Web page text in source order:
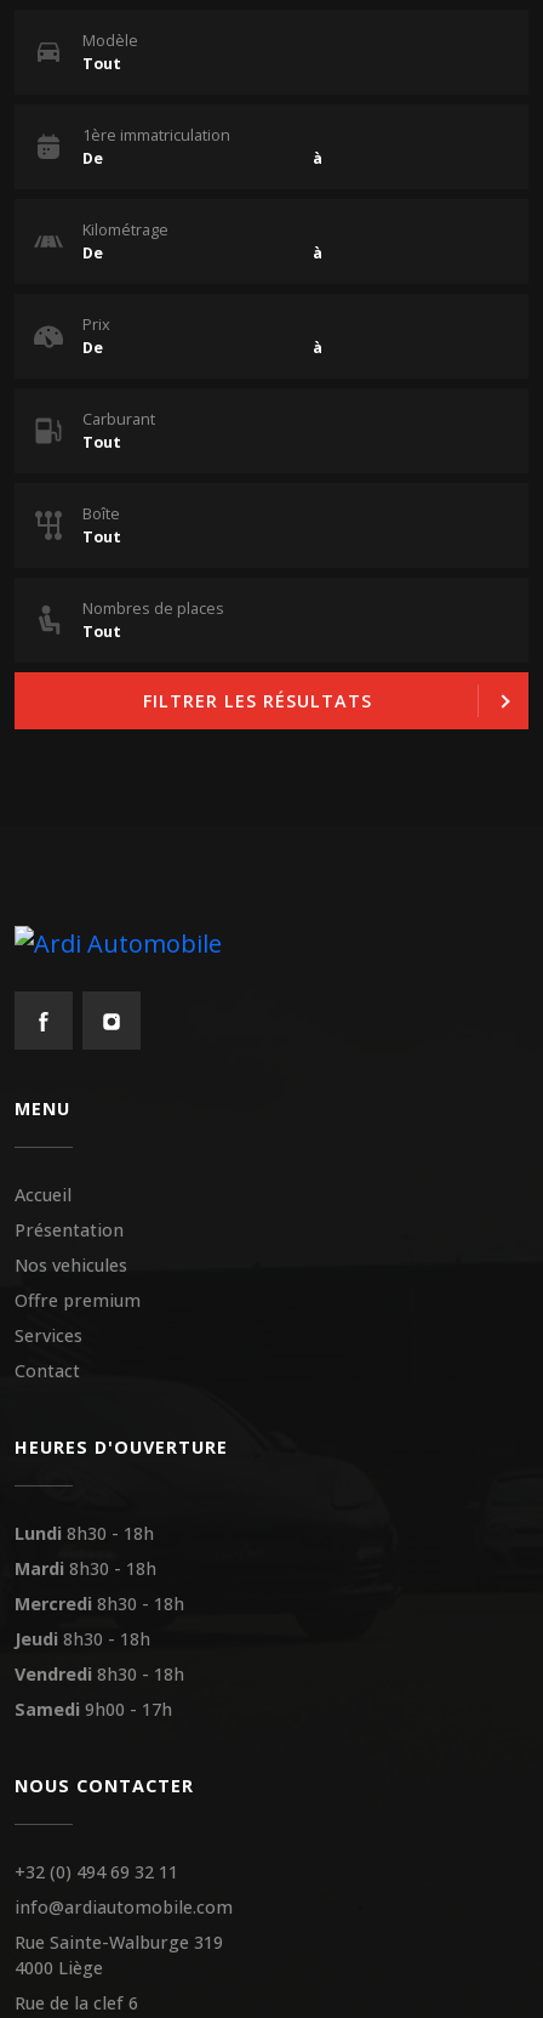
Modèle
1ère immatriculation
Kilométrage
Prix
Carburant
Boîte
Nombres de places
FILTRER LES RÉSULTATS
MENU
Accueil
Présentation
Nos vehicules
Offre premium
Services
Contact
HEURES D'OUVERTURE
Lundi 8h30 - 18h
Mardi 8h30 - 18h
Mercredi 8h30 - 18h
Jeudi 8h30 - 18h
Vendredi 8h30 - 18h
Samedi 9h00 - 17h
NOUS CONTACTER
+32 (0) 494 69 32 11
info@ardiautomobile.com
Rue Sainte-Walburge 319
4000 Liège
Rue de la clef 6